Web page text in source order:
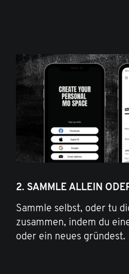
2. SAMMLE ALLEIN
Sammle selbst, oder tu
zusammen, indem du
oder ein neues gründest.